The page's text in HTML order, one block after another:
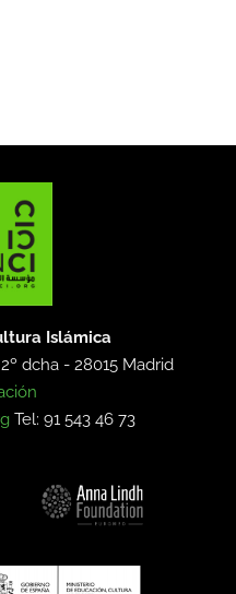
Islámica
dcha -28015 Madrid
Tel: 91 543 46 73